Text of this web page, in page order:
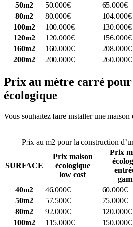
50m2
50.000€ 65.000€
80m2
80.000€ 104.000€
100m2
100.000€ 130.000€
120m2
120.000€ 156.000€
160m2
160.000€ 208.000€
200m2
200.000€ 260.000€
Prix au mètre carré pour
écologique
Vous souhaitez faire installer une maison
Prix au m2 pour la construction
SURFACE
Prix maison
écologique
low cost
Prix
40m2
46.000€ 60.000€
50m2
57.500€ 75.000€
80m2
92.000€ 120.000€
100m2
115.000€ 150.000€